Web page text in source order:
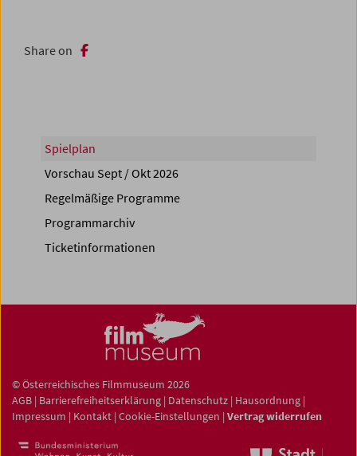
Share on
Spielplan
Vorschau Sept / Okt 2026
Regelmäßige Programme
Programmarchiv
Ticketinformationen
© Österreichisches Filmmuseum 2026
AGB | Barrierefreiheitserklärung | Datenschutz | Hausordnung |
Impressum | Kontakt | Cookie-Einstellungen | Vertrag widerrufen